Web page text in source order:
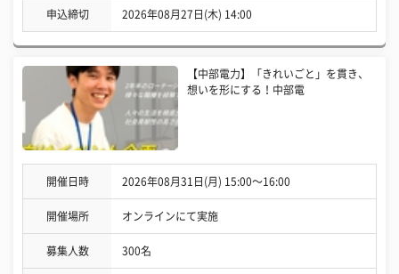
申込締切 2026年08月27日(木) 14:00
【中部電力】「きれいごと」を貫き、
想いを形にする！中部電
開催日時 2026年08月31日(月) 15:00〜16:00
開催場所 オンラインにて実施
募集人数 300名